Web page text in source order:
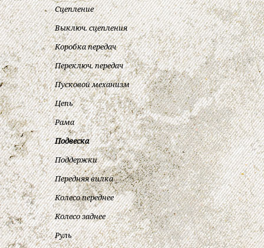
Сцепление
Выключ. сцепления
Коробка передач
Переключ. передач
Пусковой механизм
Цепь
Рама
Подвеска
Поддержки
Передняя вилка
Колесо переднее
Колесо заднее
Руль